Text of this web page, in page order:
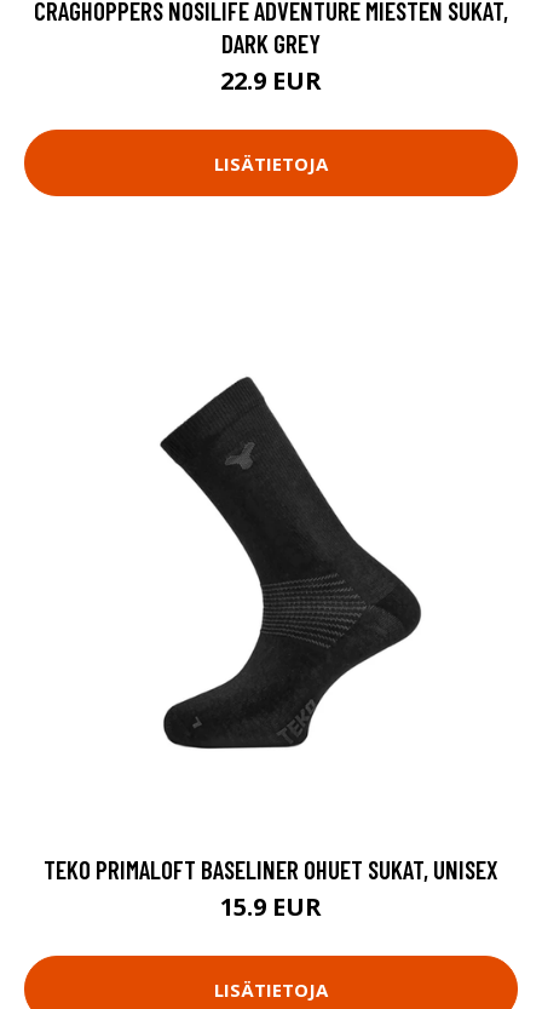
CRAGHOPPERS NOSILIFE ADVENTURE MIESTEN SUKAT,
DARK GREY
22.9 EUR
LISÄTIETOJA
TEKO PRIMALOFT BASELINER OHUET SUKAT, UNISEX
15.9 EUR
LISÄTIETOJA